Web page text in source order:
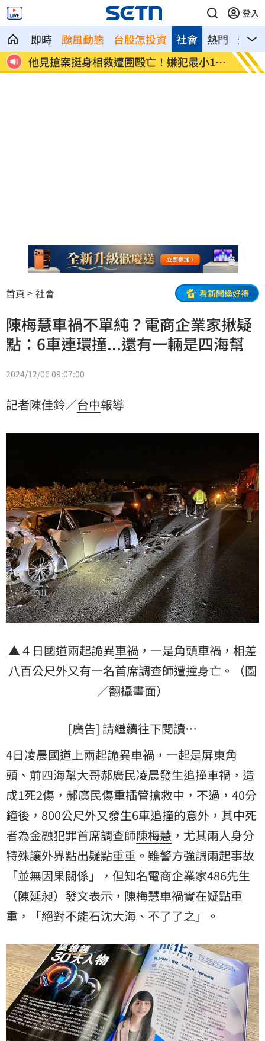
登入
即時 颱風動態 台股怎投資 熱門 影音
社會
發 他見搶案挺身相救遭圍毆亡！嫌犯最小12
歲
扣款
首頁 社會 看新聞換好禮
陳梅慧車禍不單純？電商企業家揪疑
點：6車連環撞...還有一輛是四海幫
2024/12/06 09:07:00
記者陳佳鈴／台中報導
▲４日國道兩起詭異車禍 ，一是角頭車禍，相差
八百公尺外又有一名首席調查師遭撞身亡。（圖
／翻攝畫面）
[廣告] 請繼續往下閱讀…
4日凌晨國道上兩起詭異車禍，一起是屏東角
頭、前四海幫大哥郝廣民凌晨發生追撞車禍，造
成1死2傷，郝廣民傷重插管搶救中，不過，40分
鐘後，800公尺外又發生6車追撞的意外，其中死
者為金融犯罪首席調查師陳梅慧 ，尤其兩人身分
特殊讓外界點出疑點重重。雖警方強調兩起事故
「並無因果關係」，但知名電商企業家486先生
（陳延昶）發文表示，陳梅慧車禍實在疑點重
重，「絕對不能石沈大海、不了了之」。